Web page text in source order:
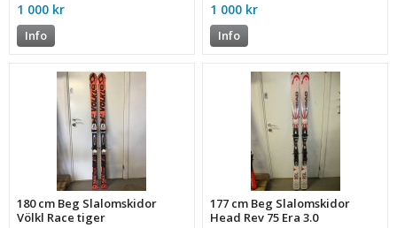
1 000 kr
Info
1 000 kr
Info
180 cm Beg Slalomskidor
Völkl Race tiger
177 cm Beg Slalomskidor
Head Rev 75 Era 3.0